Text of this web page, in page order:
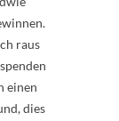
raus
einen
dies